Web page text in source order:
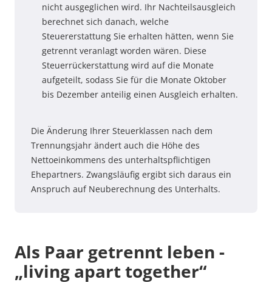
nicht ausgeglichen wird. Ihr Nachteilsausgleich
berechnet sich danach, welche
Steuererstattung Sie erhalten hätten, wenn Sie
getrennt veranlagt worden wären. Diese
Steuerrückerstattung wird auf die Monate
aufgeteilt, sodass Sie für die Monate Oktober
bis Dezember anteilig einen Ausgleich erhalten.
Die Änderung Ihrer Steuerklassen nach dem
Trennungsjahr ändert auch die Höhe des
Nettoeinkommens des unterhaltspflichtigen
Ehepartners. Zwangsläufig ergibt sich daraus ein
Anspruch auf Neuberechnung des Unterhalts.
Als Paar getrennt leben -
„living apart together“